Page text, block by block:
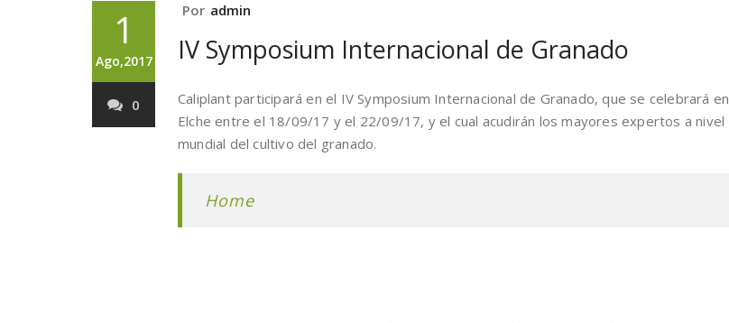
1
Ago,2017
0
Por admin
IV Symposium Internacional de Granado
Caliplant participará en el IV Symposium Internacional de Granado, que se celebrará en
Elche entre el 18/09/17 y el 22/09/17, y el cual acudirán los mayores expertos a nivel
mundial del cultivo del granado.
Home